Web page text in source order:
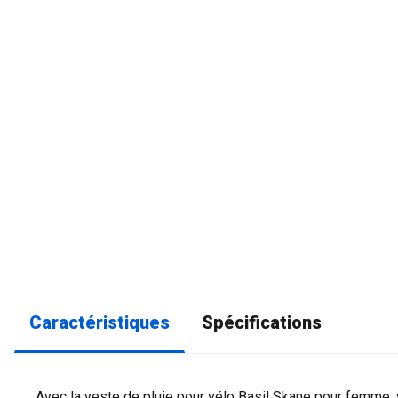
Caractéristiques Spécifications